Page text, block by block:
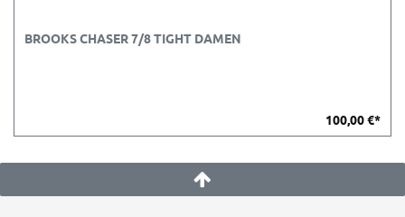
BROOKS CHASER 7/8 TIGHT DAMEN
100,00 €*